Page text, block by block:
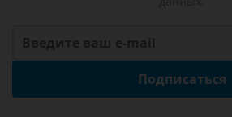
Подписаться